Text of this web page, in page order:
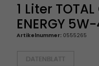
1 Liter
ENERGY
Artikelnummer:0555265